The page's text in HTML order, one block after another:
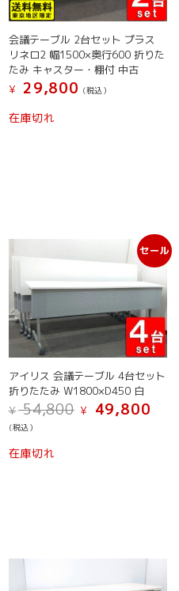
会議テーブル 2台セット プラス
リネロ2 幅1500×奥行600 折りた
たみ キャスター・棚付 中古
¥ 29,800 (税込）
在庫切れ
セール
アイリス 会議テーブル 4台セット
折りたたみ W1800×D450 白
¥54,800 元
の
¥ 49,800
(税込）
在庫切れ